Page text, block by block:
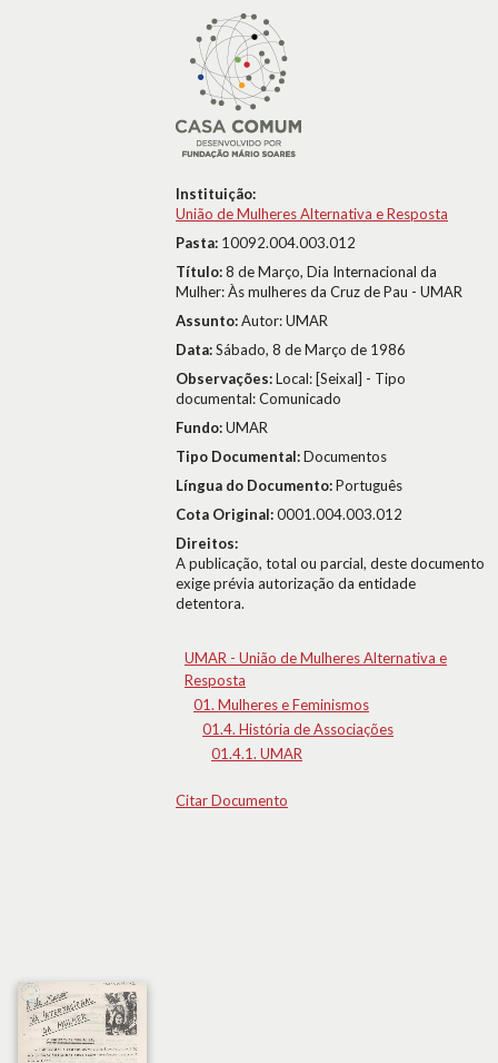
Instituição:
União de Mulheres Alternativa e Resposta
Pasta: 10092.004.003.012
Título:8 de Março, Dia Internacional da
Mulher: Às mulheres da Cruz de Pau - UMAR
Assunto:Autor: UMAR
Data:Sábado, 8 de Março de 1986
Observações:Local: [Seixal] - Tipo
documental: Comunicado
Fundo:UMAR
Tipo Documental:Documentos
Língua do Documento:Português
Cota Original:0001.004.003.012
Direitos:
A publicação, total ou parcial, deste documento
exige prévia autorização da entidade
detentora.
UMAR - União de Mulheres Alternativa e
Resposta
01. Mulheres e Feminismos
01.4. História de Associações
01.4.1. UMAR
Citar Documento